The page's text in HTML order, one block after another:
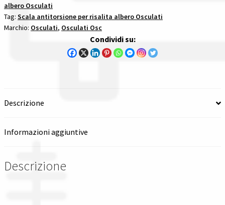
Spedizioni in italia
Tutte le categorie dei prodotti
M
(Lunghezza
Scaletta
albero Osculati
Tag: Scala antitorsione per risalita albero Osculati
Marchio: Osculati, Osculati Osc
Condividi su:
Descrizione
Informazioni aggiuntive
Descrizione